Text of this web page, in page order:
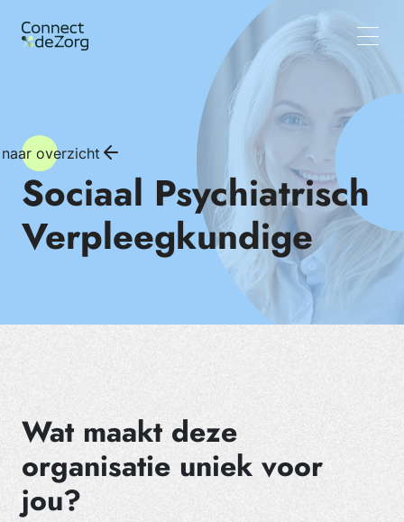
Vacatures
Wat wij doen
Team
Inzichten
overzicht
Sociaal Psychiatrisch
Verpleegkundige
Wat maakt deze
organisatie uniek voor
jou?